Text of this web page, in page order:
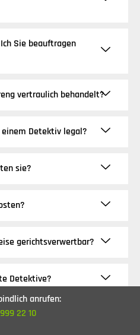
Sie beauftragen
vertraulich behandelt?
Detektiv legal?
sie?
gerichtsverwertbar?
Detektive?
gibt es dann Geld
anrufen:
22 10